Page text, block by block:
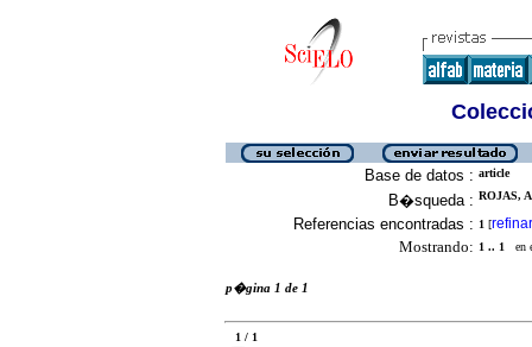
Base de datos : article
B�squeda : ROJAS,
Referencias encontradas : 1 [refinar
Mostrando: 1 .. 1 en
p�gina 1 de 1
1 / 1